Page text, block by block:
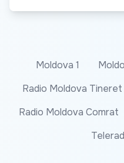
Moldova 1
Radio Moldova Tineret
Radio Moldova Comrat